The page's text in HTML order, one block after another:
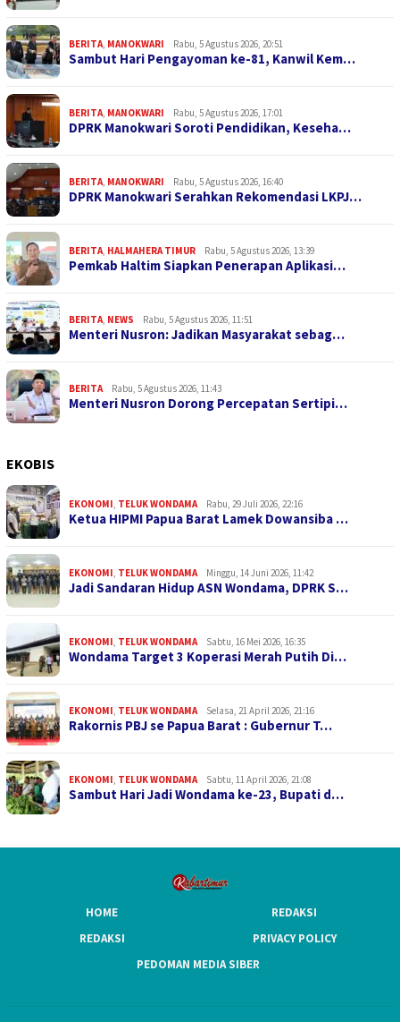
BERITA, MANOKWARI Rabu, 5 Agustus 2026, 20:51
Sambut Hari Pengayoman ke-81, Kanwil Kem…
BERITA, MANOKWARI Rabu, 5 Agustus 2026, 17:01
DPRK Manokwari Soroti Pendidikan, Keseha…
BERITA, MANOKWARI Rabu, 5 Agustus 2026, 16:40
DPRK Manokwari Serahkan Rekomendasi LKPJ…
BERITA, HALMAHERA TIMUR Rabu, 5 Agustus 2026, 13:39
Pemkab Haltim Siapkan Penerapan Aplikasi…
BERITA, NEWS Rabu, 5 Agustus 2026, 11:51
Menteri Nusron: Jadikan Masyarakat sebag…
BERITA Rabu, 5 Agustus 2026, 11:43
Menteri Nusron Dorong Percepatan Sertipi…
EKOBIS
EKONOMI, TELUK WONDAMA Rabu, 29 Juli 2026, 22:16
Ketua HIPMI Papua Barat Lamek Dowansiba …
EKONOMI, TELUK WONDAMA Minggu, 14 Juni 2026, 11:42
Jadi Sandaran Hidup ASN Wondama, DPRK S…
EKONOMI, TELUK WONDAMA Sabtu, 16 Mei 2026, 16:35
Wondama Target 3 Koperasi Merah Putih Di…
EKONOMI, TELUK WONDAMA Selasa, 21 April 2026, 21:16
Rakornis PBJ se Papua Barat : Gubernur T…
EKONOMI, TELUK WONDAMA Sabtu, 11 April 2026, 21:08
Sambut Hari Jadi Wondama ke-23, Bupati d…
HOME
REDAKSI
REDAKSI
PRIVACY POLICY
PEDOMAN MEDIA SIBER